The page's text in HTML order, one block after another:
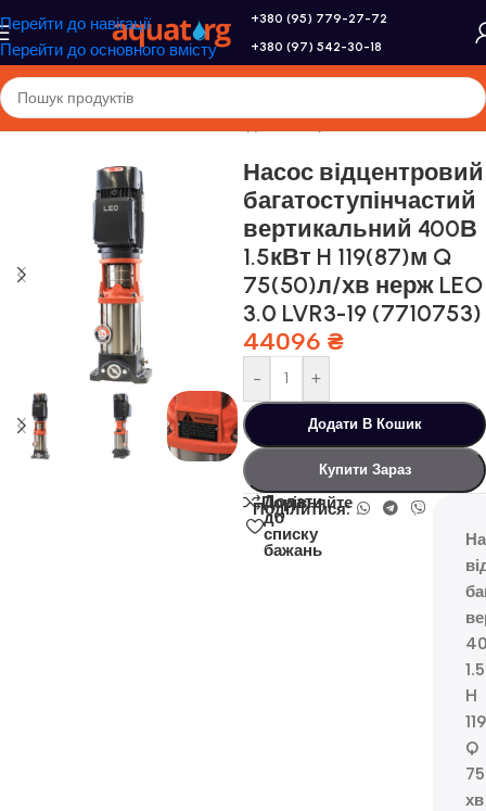
Перейти до навігації
Перейти до основного вмісту
+380 (95) 779-27-72
+380 (97) 542-30-18
Головна/Насоси та насосне обладнання/Промислові насоси
Насос відцентровий
багатоступінчастий
вертикальний 400В
1.5кВт H 119(87)м Q
75(50)л/хв нерж LEO
3.0 LVR3-19 (7710753)
44096 ₴
- +
Додати В Кошик
Купити Зараз
Порівняйте
Додати
до
списку
бажань
Поділитися:
H
Q
хв